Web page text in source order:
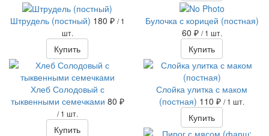
Штрудель (постный) 180 ₽ / 1
шт.
Купить
Булочка с корицей (постная)
60 ₽ / 1 шт.
Купить
Хлеб Солодовый с
тыквенными семечками 80 ₽
/ 1 шт.
Купить
Слойка улитка с маком
(постная) 110 ₽ / 1 шт.
Купить